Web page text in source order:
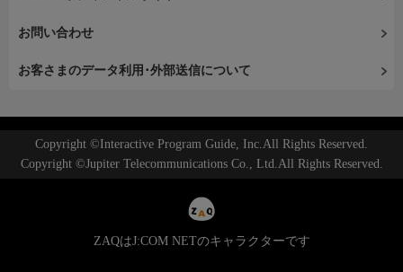
お問い合わせ
お客さまのデータ利用･外部送信について
Copyright ©Interactive Program Guide, Inc.All Rights Reserved.
Copyright ©Jupiter Telecommunications Co., Ltd.All Rights Reserved.
ZAQはJ:COM NETのキャラクターです